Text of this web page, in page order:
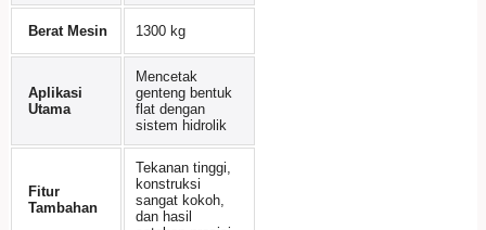
Berat Mesin 1300 kg
Aplikasi
Utama
Mencetak
genteng bentuk
flat dengan
sistem hidrolik
Fitur
Tambahan
Tekanan tinggi,
konstruksi
sangat kokoh,
dan hasil